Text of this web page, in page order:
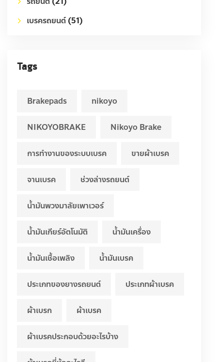
เบรครถยนต์(51)
Tags
Brakepads nikoyo
NIKOYOBRAKE Nikoyo Brake
การทำงานของระบบเบรค ขายผ้าเบรค
จานเบรค ช่วงล่างรถยนต์
น้ำมันพวงมาลัยเพาเวอร์
น้ำมันเกียร์อัตโนมัติ น้ำมันเครื่อง
น้ำมันเชื้อเพลิง น้ำมันเบรค
ประเภทของยางรถยนต์ ประเภทผ้าเบรค
ผ้าเบรก ผ้าเบรค
ผ้าเบรคประกอบด้วยอะไรบ้าง